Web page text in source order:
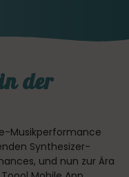
der
Musikperformance
Synthesizer-
und nun zur Ära